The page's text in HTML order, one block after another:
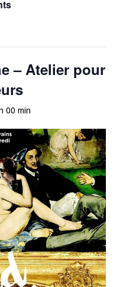
– Atelier pour
00 min